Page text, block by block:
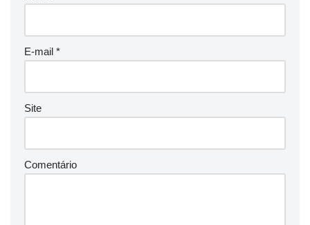
E-mail *
Site
Comentário